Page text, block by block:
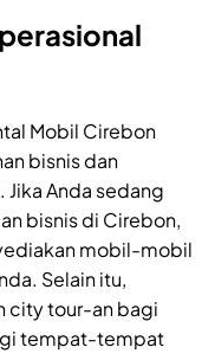
Mobil Cirebon
bisnis dan
Anda sedang
bisnis di Cirebon,
mobil-mobil
Selain itu,
city tour-an bagi
tempat-tempat